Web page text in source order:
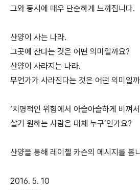
그와 동시에 매우 단순하게 느껴집니다.
산양이 사는 나라.
그곳에 산다는 것은 어떤 의미일까요?
산양이 사라지는 나라.
무언가가 사라진다는 것은 어떤 의미일
‘치명적인 위험에서 아슬아슬하게 비껴
살기 원하는 사람은 대체 누구’인가요?
산양을 통해 레이첼 카슨의 메시지를 봅
2016. 5. 10